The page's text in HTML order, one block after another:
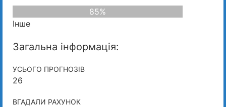
85%
Інше
Загальна інформація:
УСЬОГО ПРОГНОЗІВ
26
ВГАДАЛИ РАХУНОК